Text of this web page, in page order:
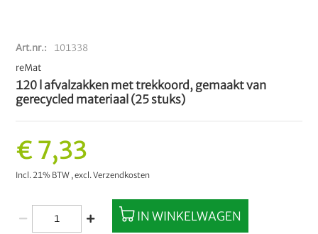
Art.nr.
101338
reMat
120 l afvalzakken met trekkoord, gemaakt van
gerecycled materiaal (25 stuks)
€ 7,33
Incl. 21% BTW ,excl.Verzendkosten
IN WINKELWAGEN